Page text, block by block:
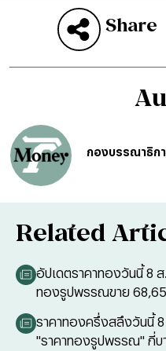
Share
กองบรรณาธิก
Related
อัปเดตราคาทองวันนี้ 8
ทองรูปพรรณขาย
ราคาทองครึ่งสลึงวันนี้
"ราคาทองรูปพรรณ" กี่บ